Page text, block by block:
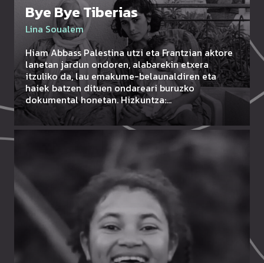
Bye Bye Tiberias
Lina Soualem
Hiam Abbass Palestina utzi eta Frantzian aktore
lanetan jardun ondoren, alabarekin etxera
itzuliko da, lau emakume-belaunaldiren eta
haiek batzen dituen ondareari buruzko
dokumental honetan. Hizkuntza:…